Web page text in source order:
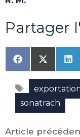
Partager
Share
on
Facebook
Share
on
X
(Twitter)
on
Étiquettes
sonatrach
Article